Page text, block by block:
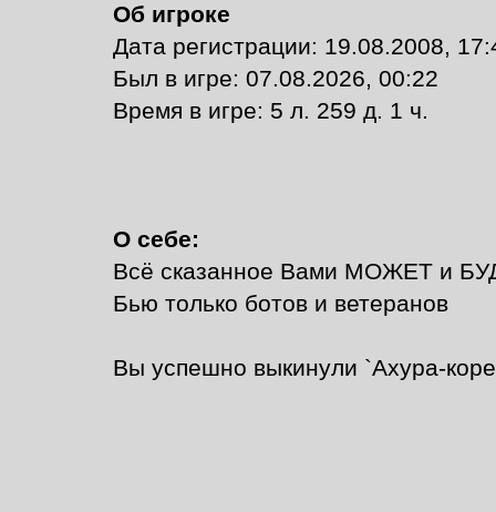
Об игроке
Дата регистрации: 19.08.2008,
Был в игре: 07.08.2026, 00:22
Время в игре: 5 л. 259 д. 1 ч.
О себе:
Всё сказанное Вами МОЖЕТ и
Бью только ботов и ветеранов
Вы успешно выкинули `Ахура-